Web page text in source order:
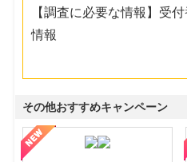
【調査に必要な情報】受
情報
その他おすすめキャンペーン